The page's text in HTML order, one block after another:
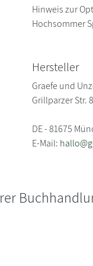
Hinweis zur
Hochsommer
Hersteller
Graefe und
Grillparzer Str. 8
DE - 81675
E-Mail: